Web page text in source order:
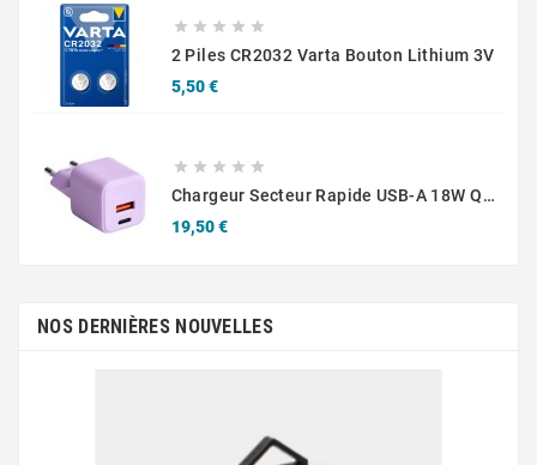
    
2 Piles CR2032 Varta Bouton Lithium 3V
5,50 €Prix
    
Chargeur Secteur Rapide USB-A 18W QC / USB-C 30W PD Compact GaN
19,50 €Prix
NOS DERNIÈRES NOUVELLES